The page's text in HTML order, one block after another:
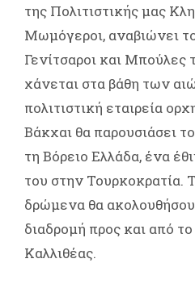
της Πολιτιστικής μας
Μωμόγεροι, αναβιώνει
Γενίτσαροι και Μπούλες
χάνεται στα βάθη των
πολιτιστική εταιρεία
Βάκχαι θα παρουσιάσει
τη Βόρειο Ελλάδα, ένα
του στην Τουρκοκρατία.
δρώμενα θα
διαδρομή προς και από
Καλλιθέας.